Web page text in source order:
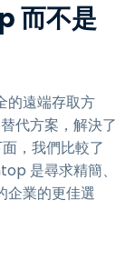
而不是
的遠端存取方
代方案，解決了
，我們比較了
是尋求精簡、
企業的更佳選